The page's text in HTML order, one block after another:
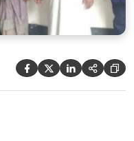
    